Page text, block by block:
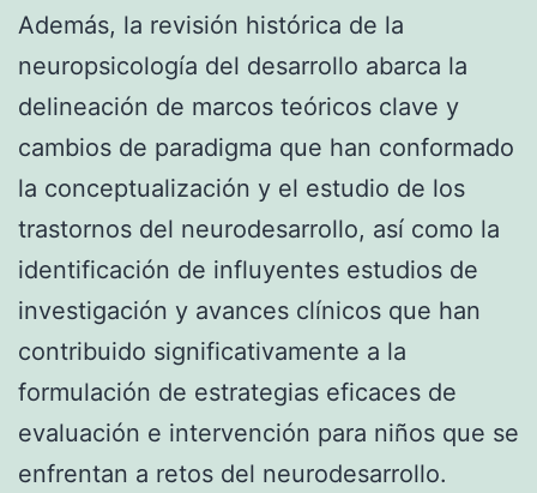
Además, la revisión histórica de la
neuropsicología del desarrollo abarca la
delineación de marcos teóricos clave y
cambios de paradigma que han conformado
la conceptualización y el estudio de los
trastornos del neurodesarrollo, así como la
identificación de influyentes estudios de
investigación y avances clínicos que han
contribuido significativamente a la
formulación de estrategias eficaces de
evaluación e intervención para niños que se
enfrentan a retos del neurodesarrollo.